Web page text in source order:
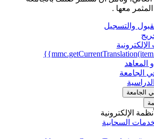
معها .
والتسجيل
المعاهد
الجامعة
الجامعة
الإلكترونية
السحابية